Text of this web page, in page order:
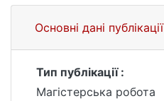
Основні дані публікації
Тип публікації :
Магістерська робота